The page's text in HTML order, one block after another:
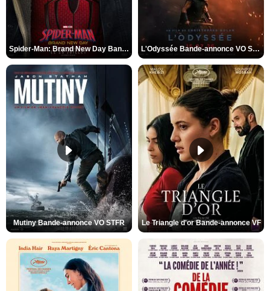
Spider-Man: Brand New Day Bande-annonce VO STFR L'Odyssée Bande-annonce VO STFR
Mutiny Bande-annonce VO STFR Le Triangle d'or Bande-annonce VF